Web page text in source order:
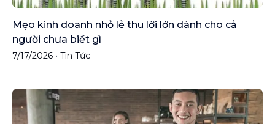
Mẹo kinh doanh nhỏ lẻ thu lời lớn dành cho cả
người chưa biết gì
7/17/2026 • Tin Tức